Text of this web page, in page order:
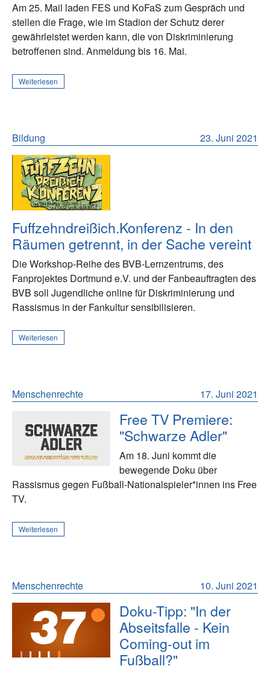
Am 25. Mail laden FES und KoFaS zum Gespräch und
stellen die Frage, wie im Stadion der Schutz derer
gewährleistet werden kann, die von Diskriminierung
betroffenen sind. Anmeldung bis 16. Mai.
Weiterlesen
23. Juni 2021
Bildung
Fuffzehndreißich.Konferenz - In den
Räumen getrennt, in der Sache vereint
Die Workshop-Reihe des BVB-Lernzentrums, des
Fanprojektes Dortmund e.V. und der Fanbeauftragten des
BVB soll Jugendliche online für Diskriminierung und
Rassismus in der Fankultur sensibilisieren.
Weiterlesen
17. Juni 2021
Menschenrechte
Free TV Premiere:
"Schwarze Adler"
Am 18. Juni kommt die
bewegende Doku über
Rassismus gegen Fußball-Nationalspieler*innen ins Free
TV.
Weiterlesen
10. Juni 2021
Menschenrechte
Doku-Tipp: "In der
Abseitsfalle - Kein
Coming-out im
Fußball?"